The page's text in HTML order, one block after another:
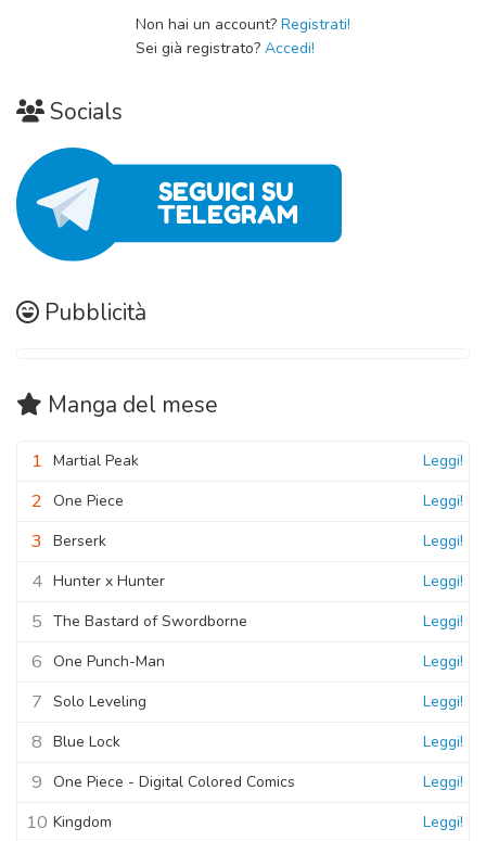
Non hai un account? Registrati!
Sei già registrato? Accedi!
Socials
Pubblicità
Manga del mese
1 Martial Peak Leggi!
2 One Piece Leggi!
3 Berserk Leggi!
4 Hunter x Hunter Leggi!
5 The Bastard of Swordborne Leggi!
6 One Punch-Man Leggi!
7 Solo Leveling Leggi!
8 Blue Lock Leggi!
9 One Piece - Digital Colored Comics Leggi!
10 Kingdom Leggi!